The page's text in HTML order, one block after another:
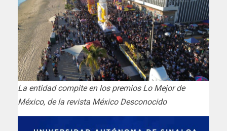
La entidad compite en los premios Lo Mejor de
México, de la revista México Desconocido